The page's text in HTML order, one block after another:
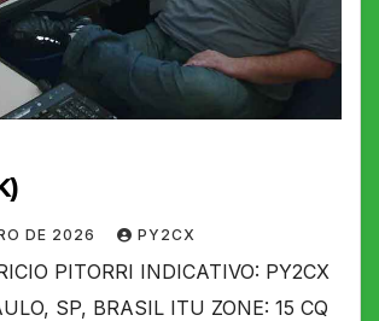
DE 2026 PY2CX
PITORRI INDICATIVO: PY2CX
SP, BRASIL ITU ZONE: 15 CQ